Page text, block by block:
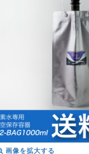
画像を拡大する